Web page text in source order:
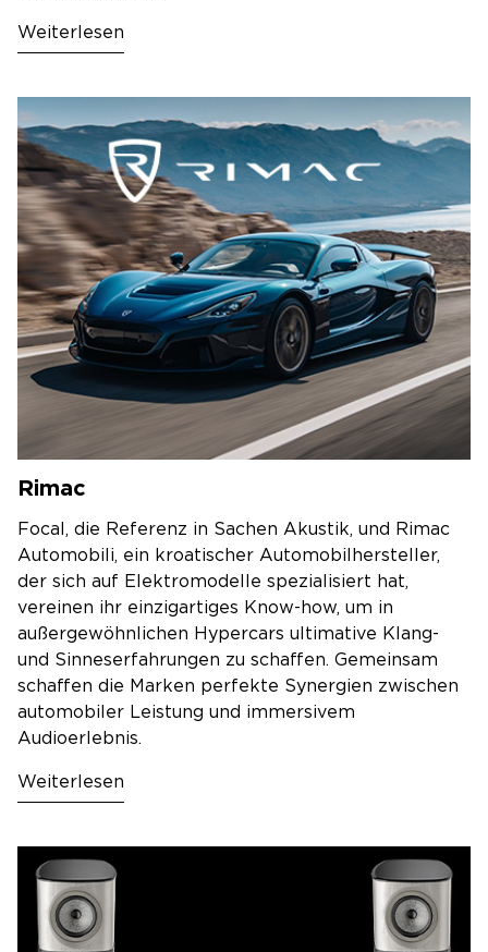
Weiterlesen
Rimac
Focal, die Referenz in Sachen Akustik, und Rimac
Automobili, ein kroatischer Automobilhersteller,
der sich auf Elektromodelle spezialisiert hat,
vereinen ihr einzigartiges Know-how, um in
außergewöhnlichen Hypercars ultimative Klang-
und Sinneserfahrungen zu schaffen. Gemeinsam
schaffen die Marken perfekte Synergien zwischen
automobiler Leistung und immersivem
Audioerlebnis.
Weiterlesen